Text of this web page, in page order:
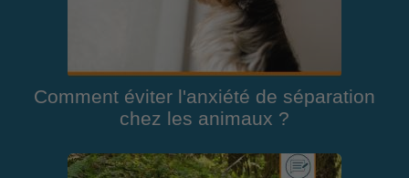
Comment éviter l'anxiété de séparation
chez les animaux ?